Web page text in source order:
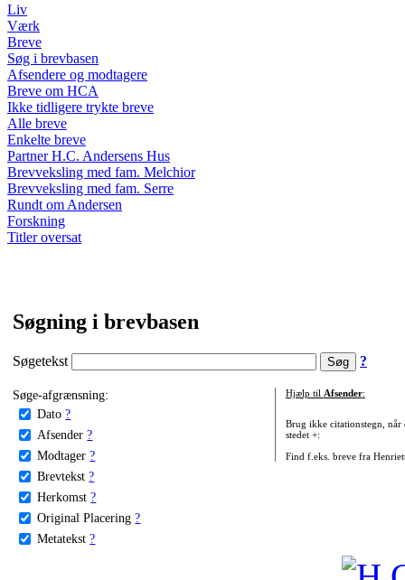
Liv
Værk
Breve
Søg i brevbasen
Afsendere og modtagere
Breve om HCA
Ikke tidligere trykte breve
Alle breve
Enkelte breve
Partner H.C. Andersens Hus
Brevveksling med fam. Melchior
Brevveksling med fam. Serre
Rundt om Andersen
Forskning
Titler oversat
Søgning i brevbasen
Søgetekst ?
Søge-afgrænsning:
Dato ?
Afsender ?
Modtager ?
Brevtekst ?
Herkomst ?
Original Placering ?
Metatekst ?
Hjælp til Afsender:
Brug ikke citationstegn, når
stedet +:
Find f.eks. breve fra